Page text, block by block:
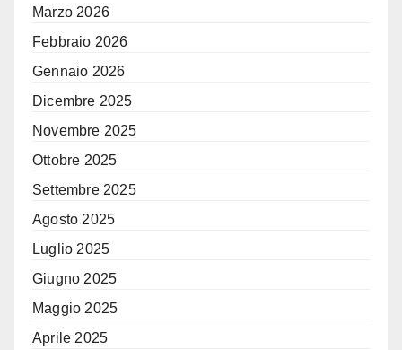
Marzo 2026
Febbraio 2026
Gennaio 2026
Dicembre 2025
Novembre 2025
Ottobre 2025
Settembre 2025
Agosto 2025
Luglio 2025
Giugno 2025
Maggio 2025
Aprile 2025